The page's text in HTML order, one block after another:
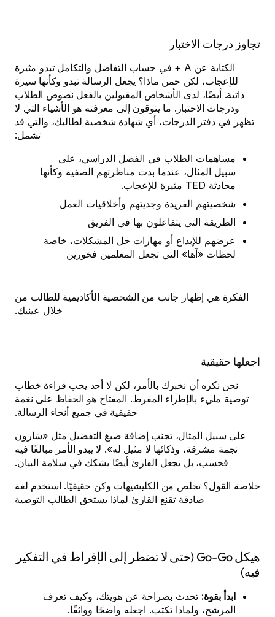
تجاوز درجات الاختبار
الكتابة عن A + في حساب التفاضل والتكامل تبدو مثيرة
للإعجاب، لكن خمن ماذا؟ يجعل الرسالة تبدو وكأنها سيرة
ذاتية. أيضًا، لدى الأشخاص المقبولين بالفعل نصوص الطلاب
ودرجات الاختبار. ما يتوقون إلى معرفته هو الأشياء التي لا
تظهر في دفتر الدرجات، أي شهادة شخصية لطالبك، والتي قد
تشمل:
مساهمات الطلاب في الفصل الدراسي، على
سبيل المثال، عندما بدت مناظرتهم الصفية وكأنها
محادثة TED مثيرة للإعجاب.
شخصيتهم الفريدة وجديتهم وأخلاقيات العمل
الطريقة التي يتفاعلون بها في الفريق
عرضهم للإبداع أو مهارات حل المشكلات، خاصة
لحظات «آها» التي تجعل المعلمين فخورين
الفكرة هي إظهار جانب من الشخصية الأكاديمية للطالب من
خلال عينيك.
اجعلها حقيقية
نحن نكره أن نخبرك بالأمر، لكن لا أحد يحب قراءة خطاب
توصية مليء بالإطراء المفرط. المفتاح هو الحفاظ على نغمة
حقيقية في جميع أنحاء الرسالة.
على سبيل المثال، تجنب إضافة صيغ التفضيل مثل «شارون
نجمة مشرقة، وذكائها لا مثيل له». لا يبدو الأمر مبالغًا فيه
فحسب، بل يجعل القارئ أيضًا يشكك في سلامة البيان.
خلاصة القول؟ تخلص من الكليشيهات وكن حقيقيًا. استخدم لغة
صادقة تقنع القارئ لماذا يستحق الطالب التوصية
هيكل Go-Go (حتى لا تضطر إلى الإفراط في التفكير
فيه)
ابدأ بقوة: تحدث بصراحة عن هويتك، وكيف تعرف
المرشح، ولماذا تكتب. اجعله واضحًا وواثقًا.